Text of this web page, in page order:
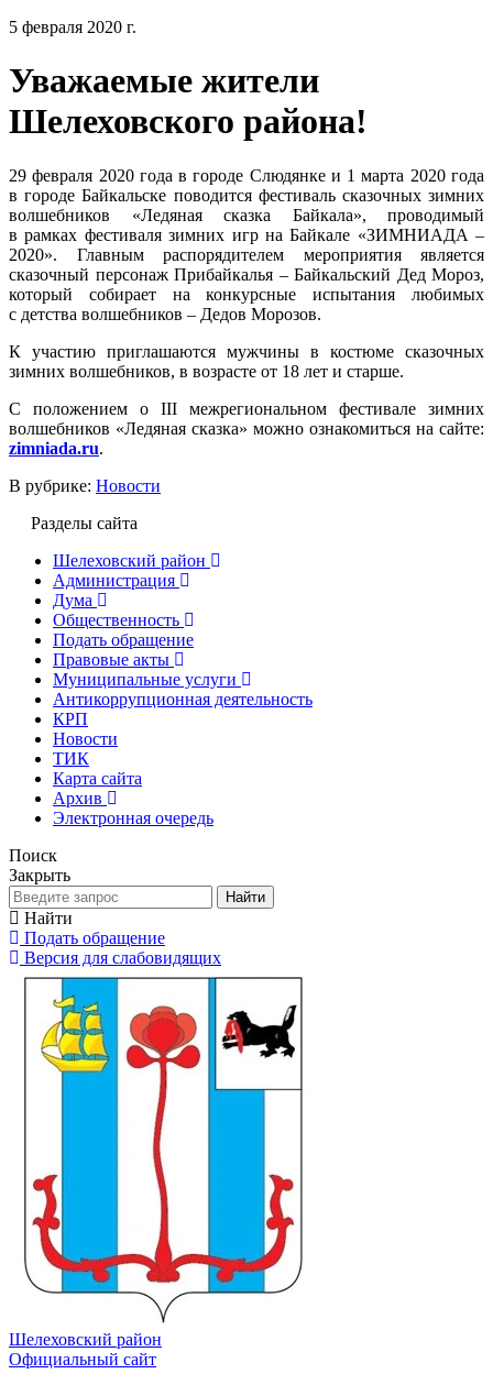
5 февраля 2020 г.
Уважаемые жители
Шелеховского района!
29 февраля 2020 года в городе Слюдянке и 1 марта 2020 года
в городе Байкальске поводится фестиваль сказочных зимних
волшебников «Ледяная сказка Байкала», проводимый
в рамках фестиваля зимних игр на Байкале «ЗИМНИАДА –
2020». Главным распорядителем мероприятия является
сказочный персонаж Прибайкалья – Байкальский Дед Мороз,
который собирает на конкурсные испытания любимых
с детства волшебников – Дедов Морозов.
К участию приглашаются мужчины в костюме сказочных
зимних волшебников, в возрасте от 18 лет и старше.
С положением о III межрегиональном фестивале зимних
волшебников «Ледяная сказка» можно ознакомиться на сайте:
zimniada.ru.
В рубрике: Новости
Разделы сайта
Шелеховский район
Администрация
Дума
Общественность
Подать обращение
Правовые акты
Муниципальные услуги
Антикоррупционная деятельность
КРП
Новости
ТИК
Карта сайта
Архив
Электронная очередь
Поиск
Закрыть
Найти
Найти
Подать обращение
Версия для слабовидящих
Шелеховский район
Официальный сайт